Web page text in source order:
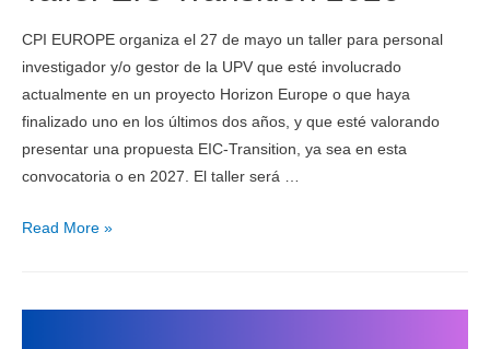
CPI EUROPE organiza el 27 de mayo un taller para personal
investigador y/o gestor de la UPV que esté involucrado
actualmente en un proyecto Horizon Europe o que haya
finalizado uno en los últimos dos años, y que esté valorando
presentar una propuesta EIC-Transition, ya sea en esta
convocatoria o en 2027. El taller será …
Read More »